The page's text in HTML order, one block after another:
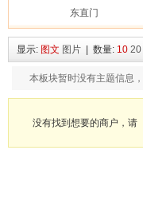
东直门
显示: 图文 图片 | 数量: 10 20
本板块暂时没有主题信息，
没有找到想要的商户，请